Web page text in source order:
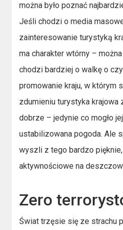
można było poznać
Jeśli chodzi o media
zainteresowanie turystyką
ma charakter wtórny –
chodzi bardziej o walkę o
promowanie kraju, w którym
zdumieniu turystyka krajowa
dobrze – jedynie co mogło
ustabilizowana pogoda. Ale
wyszli z tego bardzo
aktywnościowe na
Zero
Świat trzęsie się ze strachu